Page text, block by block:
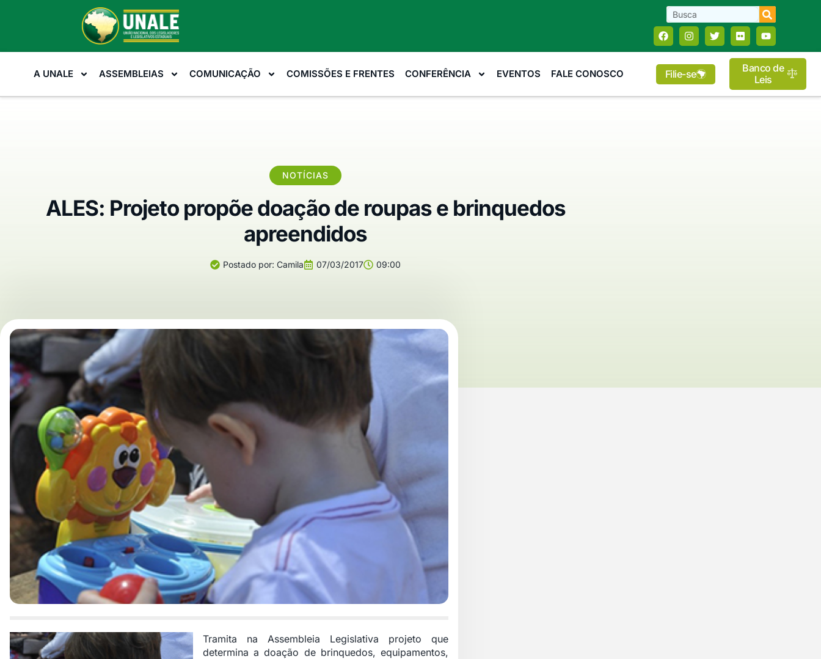
A UNALE ASSEMBLEIAS COMUNICAÇÃO COMISSÕES E FRENTES CONFERÊNCIA EVENTOS FALE CONOSCO Filie-se
Banco de
Leis
NOTÍCIAS
ALES: Projeto propõe doação de roupas e brinquedos
apreendidos
Postado por: Camila 07/03/2017 09:00
Tramita na Assembleia Legislativa projeto que
determina a doação de brinquedos, equipamentos,